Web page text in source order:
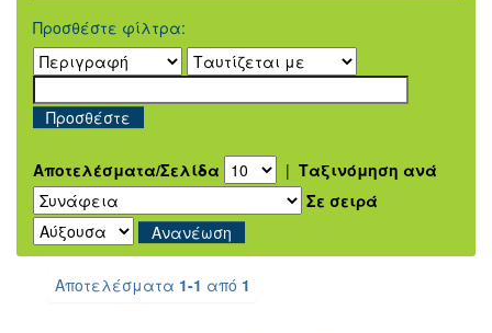
Προσθέστε φίλτρα:
Αποτελέσματα/Σελίδα | Ταξινόμηση ανά
Σε σειρά
Αποτελέσματα 1-1 από 1